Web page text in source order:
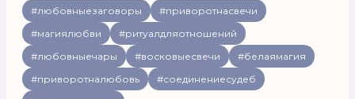
#любовныезаговоры
#приворотнасвечи
#магиялюбви
#ритуалдляотношений
#любовныечары
#восковыесвечи
#белаямагия
#приворотналюбовь
#соединениесудеб